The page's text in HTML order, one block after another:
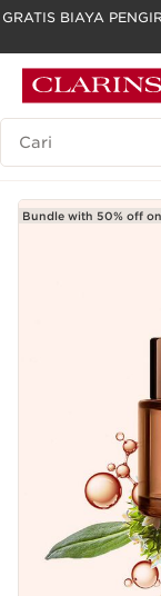
LEWATI KE
GO TO FOOTER
GRATIS BIAYA
Legenda Pencarian
Bundle with 50% off